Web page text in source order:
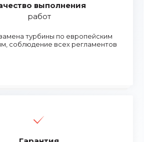
выполнения
работ
турбины по европейским
соблюдение всех регламентов